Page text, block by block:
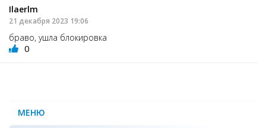
Ilaerlm
21 декабря 2023 19:06
браво, ушла блокировка
0
МЕНЮ